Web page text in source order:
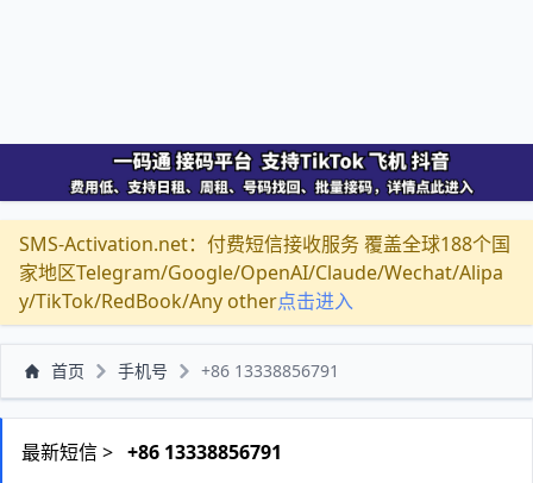
SMS-Activation.net：付费短信接收服务 覆盖全球188个国
家地区Telegram/Google/OpenAI/Claude/Wechat/Alipa
y/TikTok/RedBook/Any other点击进入
首页 手机号 +86 13338856791
最新短信 > +86 13338856791